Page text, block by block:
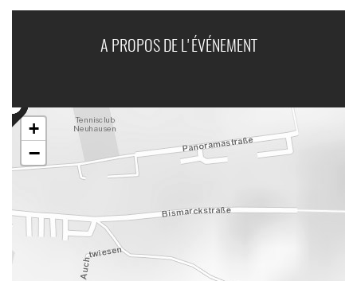
A PROPOS DE L'ÉVÉNEMENT
+
−